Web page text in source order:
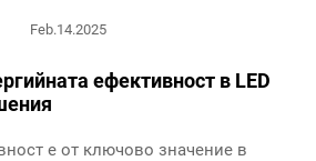
Feb.14.2025
ефективност в LED
е от ключово значение в